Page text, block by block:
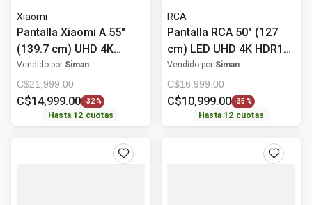
Xiaomi
Pantalla Xiaomi A 55"
(139.7 cm) UHD 4K
HDR10 63727
Vendido por Siman
C$21,999.00
C$14,999.00 -32 %
Hasta 12 cuotas
RCA
Pantalla RCA 50" (127
cm) LED UHD 4K HDR10
RC50RK
Vendido por Siman
C$16,999.00
C$10,999.00 -35 %
Hasta 12 cuotas